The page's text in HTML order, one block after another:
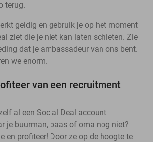
terug.
geldig en gebruik je op het moment
ziet die je niet kan laten schieten. Zie
dat je ambassadeur van ons bent.
we enorm.
van een recruitment
al een Social Deal account
je buurman, baas of oma nog niet?
en profiteer! Door ze op de hoogte te